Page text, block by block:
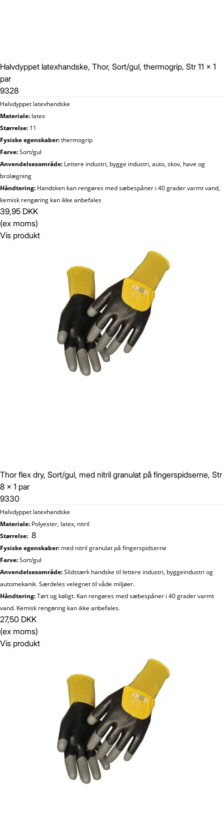
Halvdyppet latexhandske, Thor, Sort/gul, thermogrip, Str 11 x 1
par
9328
Halvdyppet latexhandske
Materiale: latex
Størrelse: 11
Fysiske egenskaber:thermogrip
Farve:Sort/gul
Anvendelsesområde: Lettere industri, bygge industri, auto, skov, have og
brolægning
Håndtering: Handsken kan rengøres med sæbespåner i 40 grader varmt vand,
kemisk rengøring kan ikke anbefales
39,95 DKK
(ex moms)
Vis produkt
Thor flex dry, Sort/gul, med nitril granulat på fingerspidserne, Str
8 x 1 par
9330
Halvdyppet latexhandske
Materiale: Polyester, latex, nitril
Størrelse: 8
Fysiske egenskaber: med nitril granulat på fingerspidserne
Farve:Sort/gul
Anvendelsesområde:Slidstærk handske til lettere industri, byggeindustri og
automekanik. Særdeles velegnet til våde miljøer.
Håndtering:Tørt og køligt. Kan rengøres med sæbespåner i 40 grader varmt
vand. Kemisk rengøring kan ikke anbefales.
27,50 DKK
(ex moms)
Vis produkt